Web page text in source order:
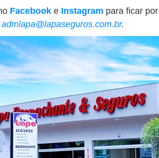
Facebook e Instagram para ficar
admlapa@lapaseguros.com.br.